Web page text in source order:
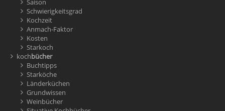
Saison
Schwierigkeitsgrad
Kochzeit
Anmach-Faktor
Kosten
Starkoch
kochbücher
Buchtipps
Starköche
Länderküchen
Grundwissen
Weinbücher